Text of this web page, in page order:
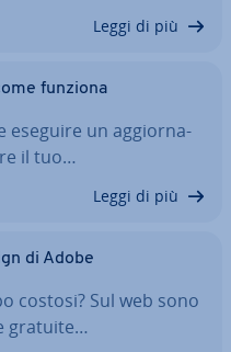
Leggi di più
funziona
eseguire un ag­gior­na­
il tuo…
Leggi di più
di Adobe
costosi? Sul web sono
gratuite…